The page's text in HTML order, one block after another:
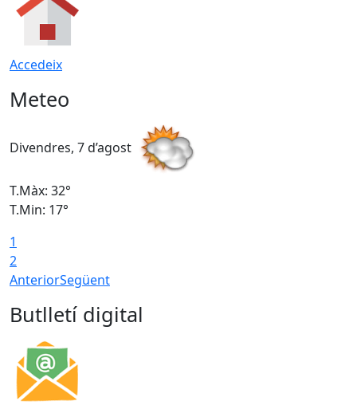
Accedeix
Meteo
Divendres, 7 d’agost
T.Màx: 32°
T.Min: 17°
1
2
AnteriorSegüent
Butlletí digital